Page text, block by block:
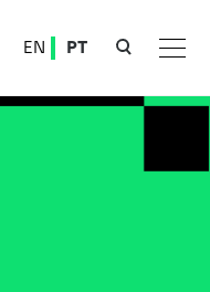
EN PT